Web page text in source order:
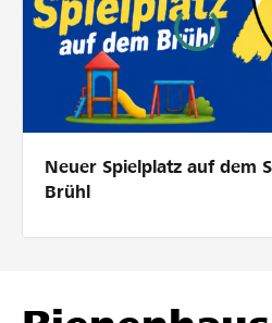
Unterstützen
Hilfe & Support
Partner /
Anmelden
Projekte und Organisationen
Neuer Spielplatz auf dem
Brühl